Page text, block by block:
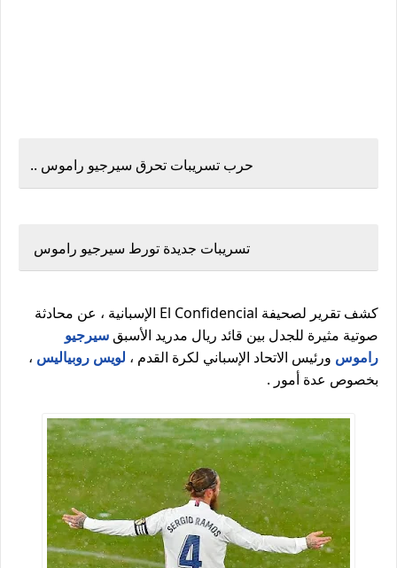
حرب تسريبات تحرق سيرجيو راموس ..
تسريبات جديدة تورط سيرجيو راموس
كشف تقرير لصحيفة El Confidencial الإسبانية ، عن محادثة
صوتية مثيرة للجدل بين قائد ريال مدريد الأسبق سيرجيو
راموس ورئيس الاتحاد الإسباني لكرة القدم ، لويس روبياليس ،
بخصوص عدة أمور .